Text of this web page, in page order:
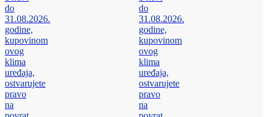
do
31.08.2026.
godine,
kupovinom
ovog
klima
uređaja,
ostvarujete
pravo
na
do
31.08.2026.
godine,
kupovinom
ovog
klima
uređaja,
ostvarujete
pravo
na